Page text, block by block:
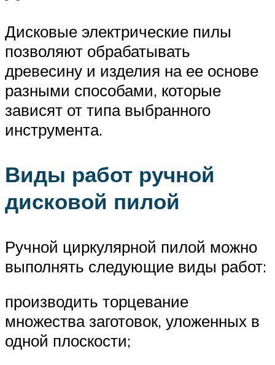
Дисковые электрические пилы
позволяют обрабатывать
древесину и изделия на ее основе
разными способами, которые
зависят от типа выбранного
инструмента.
Виды работ ручной
дисковой пилой
Ручной циркулярной пилой можно
выполнять следующие виды работ:
производить торцевание
множества заготовок, уложенных в
одной плоскости;